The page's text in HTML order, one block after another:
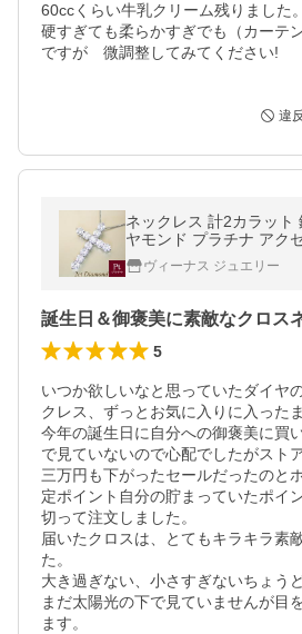
60ccくらい牛乳クリーム残りました。
硬すぎても柔らかすぎでも（カーテ
ですが　微調整してみてください!
違
ネックレス 計2カラット
ヤモンド プラチナ アク
ス ペンダント 2
ヴィーナス ジュエリー
5
いつか欲しいなと思っていたダイヤ
クレス、ずっとお気に入りに入った
今年の誕生日に自分への御褒美に買
で見ていないので心配でしたがスト
三万円も下がったセールだったのと
定ポイント自分の貯まっていたポイ
切って注文しました。
届いたクロスは、とてもキラキラ素
た。
大き過ぎない、小さすぎないちょう
まだ太陽光の下で見ていませんが目
ます。